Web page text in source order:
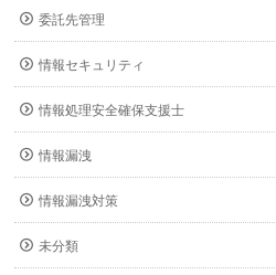
委託先管理
情報セキュリティ
情報処理安全確保支援士
情報漏洩
情報漏洩対策
未分類